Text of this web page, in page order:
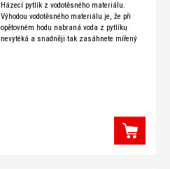
Házecí pytlík z vodotěsného materiálu.
Výhodou vodotěsného materiálu je, že při
opětovném hodu nabraná voda z pytlíku
nevytéká a snadněji tak zasáhnete mířený